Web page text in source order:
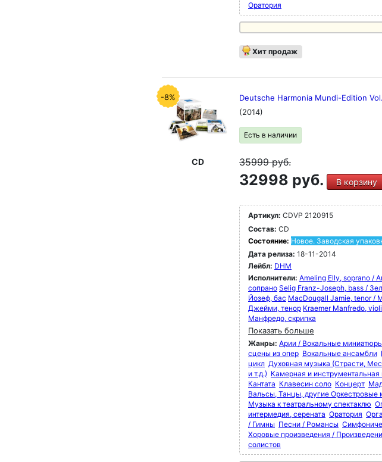
Оратория
Хит продаж
-8%
CD
Deutsche Harmonia Mundi-Edition
(2014)
Есть в наличии
35999руб.
32998 руб. В корзину
Артикул: CDVP 2120915
Состав: CD
Состояние: Новое. Заводская
Дата релиза: 18-11-2014
Лейбл: DHM
Исполнители: Ameling Elly, soprano /
сопрано Selig Franz-Joseph, bass /
Йозеф, бас MacDougall Jamie, tenor /
Джейми, тенор Kraemer Manfredo,
Манфредо, скрипка
Показать больше
Жанры: Арии / Вокальные миниатюры
сцены из опер Вокальные ансамбли
цикл Духовная музыка (Страсти,
и т.д.) Камерная и инструментальная
Кантата Клавесин соло Концерт
Вальсы, Танцы, другие Оркестровые
Музыка к театральному спектаклю
интермедия, серената Оратория
/ Гимны Песни / Романсы
Хоровые произведения /
солистов